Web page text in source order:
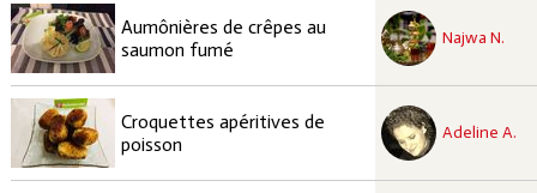
Aumônières de crêpes au
saumon fumé
Najwa N.
recette à tester
Croquettes apéritives de
poisson
Adeline A.
recette à tester